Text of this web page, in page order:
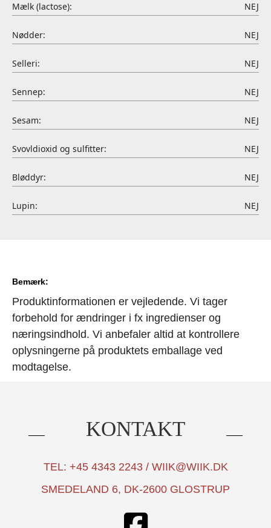
Mælk (lactose): NEJ
Nødder: NEJ
Selleri: NEJ
Sennep: NEJ
Sesam: NEJ
Svovldioxid og sulfitter: NEJ
Bløddyr: NEJ
Lupin: NEJ
Bemærk:
Produktinformationen er vejledende. Vi tager
forbehold for ændringer i fx ingredienser og
næringsindhold. Vi anbefaler altid at kontrollere
oplysningerne på produktets emballage ved
modtagelse.
KONTAKT
TEL: +45 4343 2243 / WIIK@WIIK.DK
SMEDELAND 6, DK-2600 GLOSTRUP